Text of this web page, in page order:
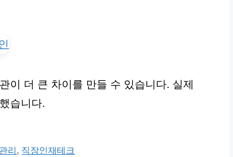
이 더 큰 차이를 만들 수 있습니다. 실제
습니다.
리, 직장인재테크